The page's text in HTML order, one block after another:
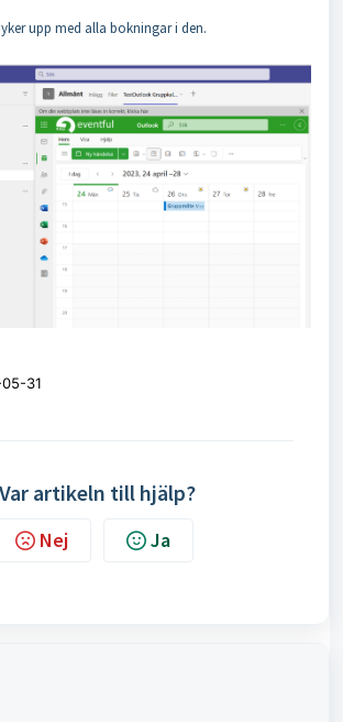
upp med alla bokningar i den.
31
Var artikeln till hjälp?
Nej Ja